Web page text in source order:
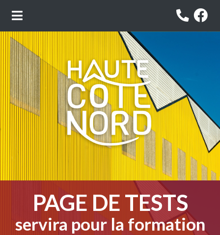
PAGE DE TESTS
servira pour la formation